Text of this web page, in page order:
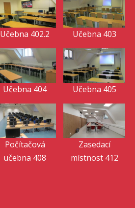
Učebna 402.2 Učebna 403
Učebna 404 Učebna 405
Počítačová
učebna 408
Zasedací
místnost 412